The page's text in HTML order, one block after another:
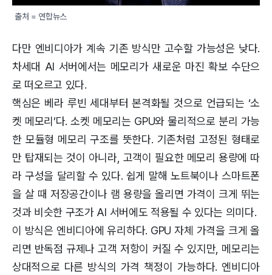
출처 = 연합뉴스
다만 엔비디아가 계속 기존 방식만 고수할 가능성은 낮다.
차세대 AI 서버에서는 메모리가 새로운 마진 확보 수단으
로 떠오르고 있다.
핵심은 베라 루빈 세대부터 본격화될 것으로 언급되는 ‘소
켓 메모리’다. 소켓 메모리는 GPU와 물리적으로 분리 가능
한 모듈형 메모리 구조를 뜻한다. 기존처럼 고정된 형태로
만 탑재되는 것이 아니라, 고객이 필요한 메모리 용량에 따
라 구성을 달리할 수 있다. 쉽게 말해 노트북이나 스마트폰
을 살 때 저장공간이나 램 용량을 올리면 가격이 크게 뛰는
것과 비슷한 구조가 AI 서버에도 적용될 수 있다는 의미다.
이 방식은 엔비디아에 유리하다. GPU 자체 가격을 크게 올
리면 반독점 규제나 고객 저항이 커질 수 있지만, 메모리는
상대적으로 다른 방식의 가격 책정이 가능하다. 엔비디아